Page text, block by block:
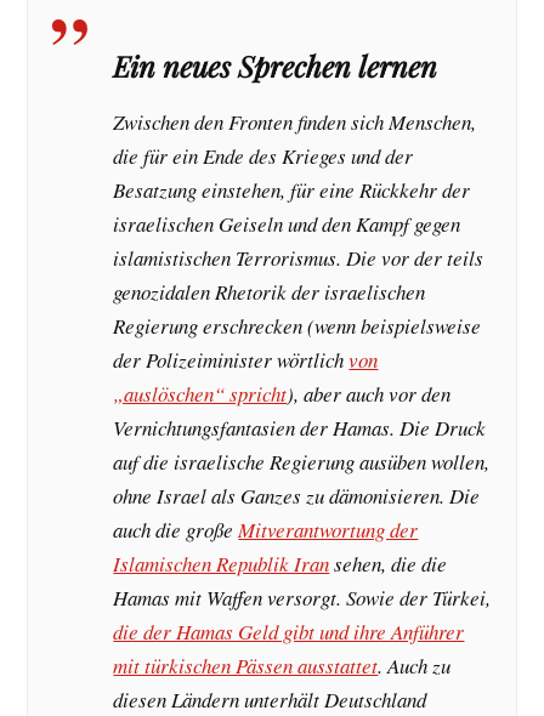
Ein neues Sprechen lernen
Zwischen den Fronten finden sich Menschen,
die für ein Ende des Krieges und der
Besatzung einstehen, für eine Rückkehr der
israelischen Geiseln und den Kampf gegen
islamistischen Terrorismus. Die vor der teils
genozidalen Rhetorik der israelischen
Regierung erschrecken (wenn beispielsweise
der Polizeiminister wörtlichvon
„auslöschen“ spricht), aber auch vor den
Vernichtungsfantasien der Hamas. Die Druck
auf die israelische Regierung ausüben wollen,
ohne Israel als Ganzes zu dämonisieren. Die
auch die großeMitverantwortung der
Islamischen Republik Iransehen, die die
Hamas mit Waffen versorgt. Sowie der Türkei,
die der Hamas Geld gibt und ihre Anführer
mit türkischen Pässen ausstattet. Auch zu
diesen Ländern unterhält Deutschland